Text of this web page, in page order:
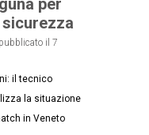
il 7
il tecnico
la situazione
in Veneto